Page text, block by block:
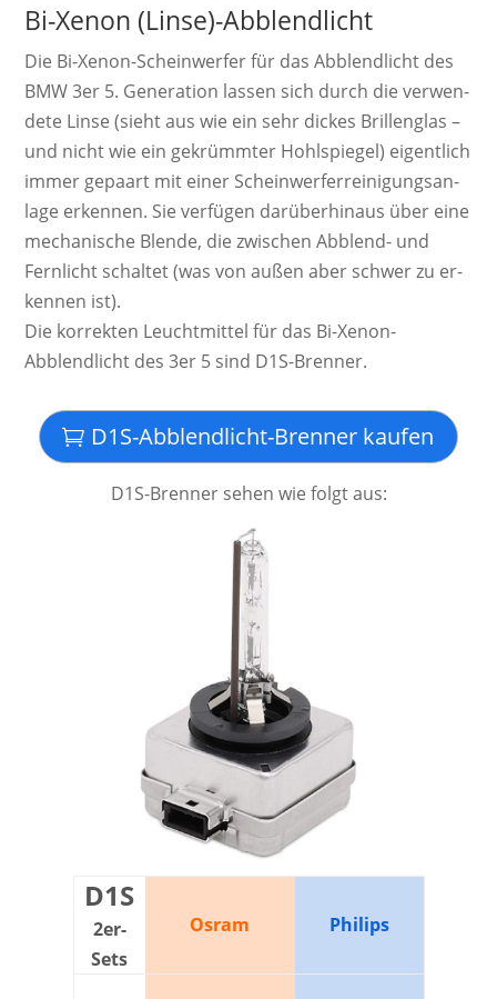
Bi-Xenon (Linse)-Abblendlicht
Die Bi-Xenon-Schein­werf­er für das Abblendlicht des
BMW 3er 5. Ge­ne­ra­ti­on las­sen sich durch die ver­wen­
dete Linse (sieht aus wie ein sehr dickes Brillen­glas –
und nicht wie ein ge­krümm­ter Hohl­spiegel) ei­gent­lich
immer ge­paart mit einer Schein­werf­er­rei­ni­gungs­an­
lage er­ken­nen. Sie ver­fügen da­rü­ber­hinaus über eine
mecha­nische Blende, die zwi­schen Ab­blend­- und
Fern­licht schal­tet (was von außen aber schwer zu er­
ken­nen ist).
Die kor­rek­ten Leucht­mittel für das Bi-Xenon-
Abblendlicht des 3er 5 sind D1S-Brenner.
D1S-Abblendlicht-Brenner kaufen
D1S-Brenner sehen wie folgt aus:
D1S
2er-
Sets
Osram Philips